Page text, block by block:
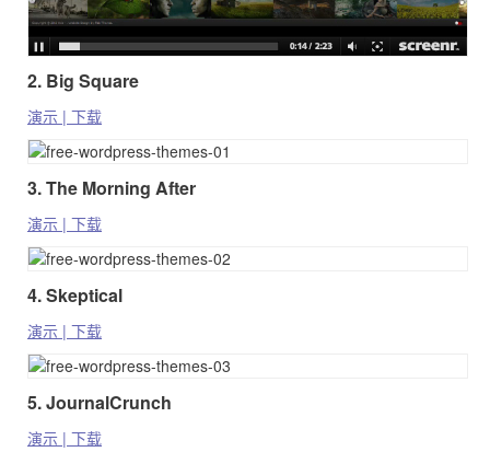
2. Big Square
演示 | 下载
3. The Morning After
演示 | 下载
4. Skeptical
演示 | 下载
5. JournalCrunch
演示 | 下载